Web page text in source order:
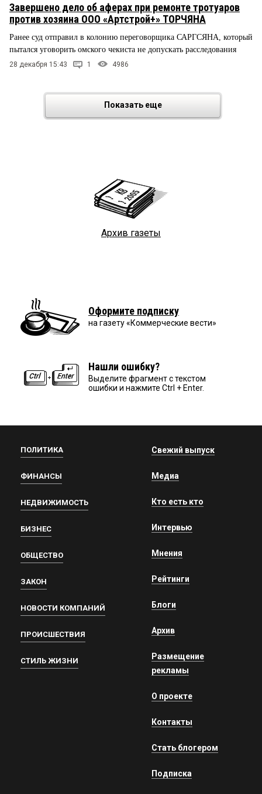
Завершено дело об аферах при ремонте тротуаров
против хозяина ООО «Артстрой+» ТОРЧЯНА
Ранее суд отправил в колонию переговорщика САРГСЯНА, который
пытался уговорить омского чекиста не допускать расследования
28 декабря 15:43 1 4986
Показать еще
Архив газеты
Оформите подписку
на газету «Коммерческие вести»
Нашли ошибку?
Выделите фрагмент с текстом
ошибки и нажмите Ctrl + Enter.
ПОЛИТИКА
ФИНАНСЫ
НЕДВИЖИМОСТЬ
БИЗНЕС
ОБЩЕСТВО
ЗАКОН
НОВОСТИ КОМПАНИЙ
ПРОИСШЕСТВИЯ
СТИЛЬ ЖИЗНИ
Свежий выпуск
Медиа
Кто есть кто
Интервью
Мнения
Рейтинги
Блоги
Архив
Размещение
рекламы
О проекте
Контакты
Стать блогером
Подписка